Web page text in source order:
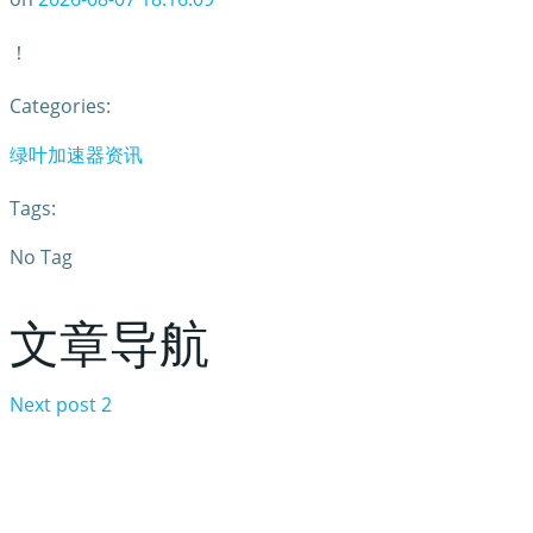
！
Categories:
绿叶加速器资讯
Tags:
No Tag
文章导航
Next post2